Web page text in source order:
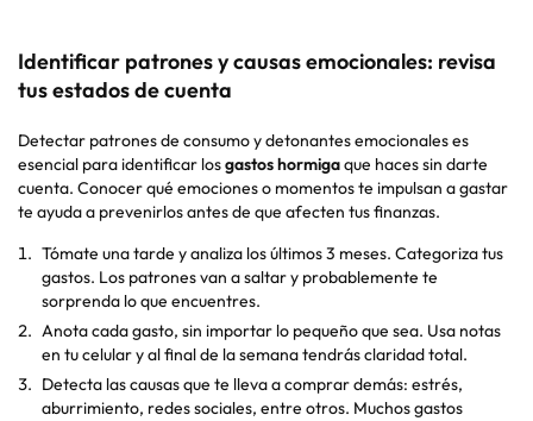
Identificar patrones y causas emocionales: revisa
tus estados de cuenta
Detectar patrones de consumo y detonantes emocionales es
esencial para identificar losgastos hormigaque haces sin darte
cuenta. Conocer qué emociones o momentos te impulsan a gastar
te ayuda a prevenirlos antes de que afecten tus finanzas.
Tómate una tarde y analiza los últimos 3 meses. Categoriza tus
gastos. Los patrones van a saltar y probablemente te
sorprenda lo que encuentres.
Anota cada gasto, sin importar lo pequeño que sea. Usa notas
en tu celular y al final de la semana tendrás claridad total.
Detecta las causas que te lleva a comprar demás: estrés,
aburrimiento, redes sociales, entre otros. Muchos gastos